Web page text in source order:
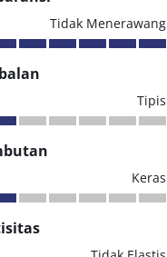
Tidak Menerawang
Tipis
Keras